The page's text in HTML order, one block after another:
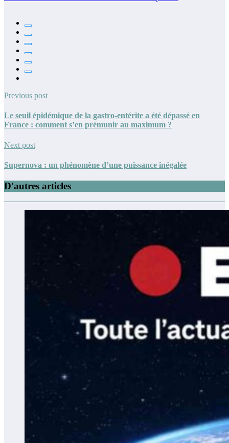
Previous post
Le seuil épidémique de la gastro-entérite a été dépassé en
France : comment s’en prémunir au maximum ?
Next post
Supernova : un phénomène d’une puissance inégalée
D'autres articles